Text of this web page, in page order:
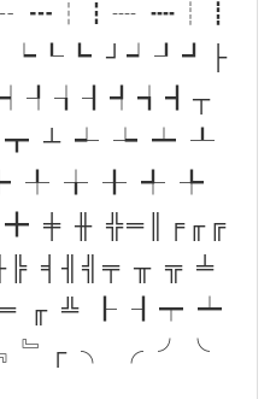
┅┆┇┈ ┉┊┋
┕┖┗ ┘┙┚┛├
┴ ┵ ┶ ┷ ┸
╀ ╁ ╂ ╃ ╄
╪ ╫ ╬═║╒╓╔
╡╢╣╤ ╥ ╦ ╧
╓ ╩ ┠ ┨┯ ┷
﹄┌ ╮ ╭ ╯╰